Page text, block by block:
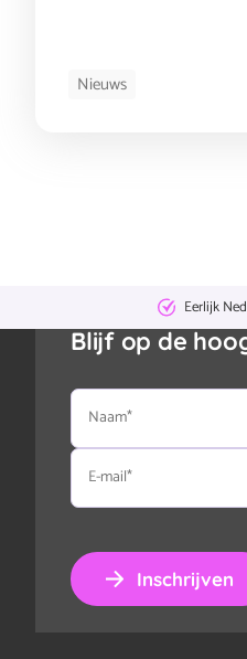
Nieuws
Eerlijk
Blijf op de
Naam
E-
mail
Inschrijven